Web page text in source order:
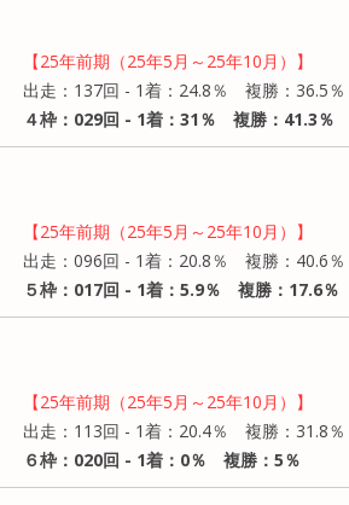
【25年前期（25年5月～25年10月）】
出走：137回 - 1着：24.8％ 複勝：36.5％
４枠：029回 - 1着：31％ 複勝：41.3％
【25年前期（25年5月～25年10月）】
出走：096回 - 1着：20.8％ 複勝：40.6％
５枠：017回 - 1着：5.9％ 複勝：17.6％
【25年前期（25年5月～25年10月）】
出走：113回 - 1着：20.4％ 複勝：31.8％
６枠：020回 - 1着：0％ 複勝：5％